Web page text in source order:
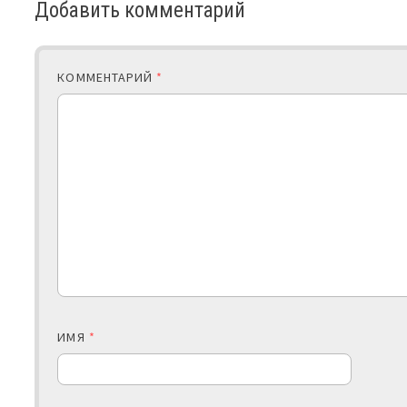
Добавить комментарий
КОММЕНТАРИЙ *
ИМЯ *